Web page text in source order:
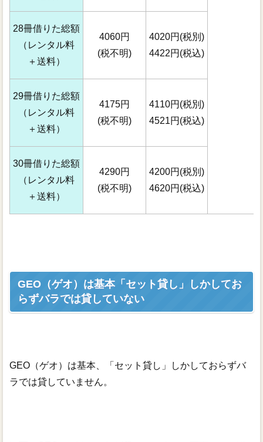
28冊借りた総額
（レンタル料
＋送料）
4060円
(税不明)
4020円(税別)
4422円(税込)
29冊借りた総額
（レンタル料
＋送料）
4175円
(税不明)
4110円(税別)
4521円(税込)
30冊借りた総額
（レンタル料
＋送料）
4290円
(税不明)
4200円(税別)
4620円(税込)
GEO（ゲオ）は基本「セット貸し」しかしてお
らずバラでは貸していない
GEO（ゲオ）は基本、「セット貸し」しかしておらずバ
ラでは貸していません。